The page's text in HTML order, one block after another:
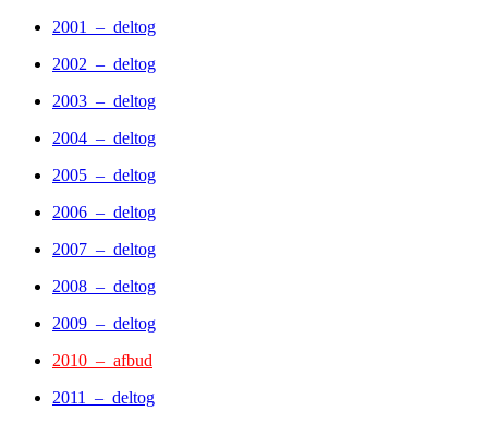
2001 – deltog
2002 – deltog
2003 – deltog
2004 – deltog
2005 – deltog
2006 – deltog
2007 – deltog
2008 – deltog
2009 – deltog
2010 – afbud
2011 – deltog